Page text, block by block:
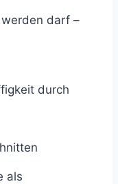
darf –
durch
als